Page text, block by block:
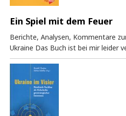
Ein Spiel mit dem Feuer
Berichte, Analysen, Kommentare
Ukraine Das Buch ist bei mir leider